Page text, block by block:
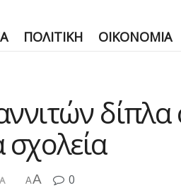
ΠΟΛΙΤΙΚΗ ΟΙΚΟΝΟΜΙΑ
σχολεία
AA 0